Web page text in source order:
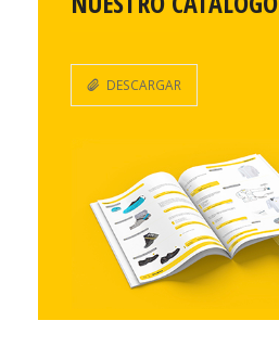
DESCARGAR